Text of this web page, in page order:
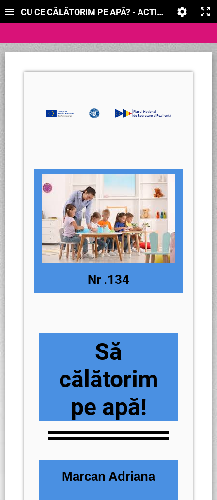
CU CE CĂLĂTORIM PE APĂ? - ACTIVITATE
Nr .134
Să
călătorim
pe apă!
Marcan Adriana